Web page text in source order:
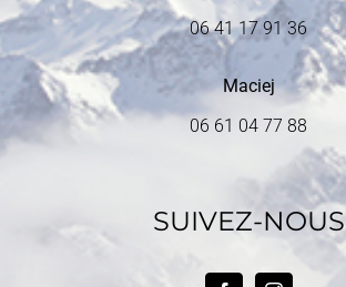
06 41 17 91 36
Maciej
06 61 04 77 88
SUIVEZ-NOUS